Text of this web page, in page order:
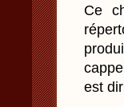
Ce
est